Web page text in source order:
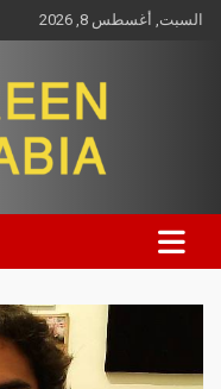
السبت, أغسطس 8, 2026
Arabia